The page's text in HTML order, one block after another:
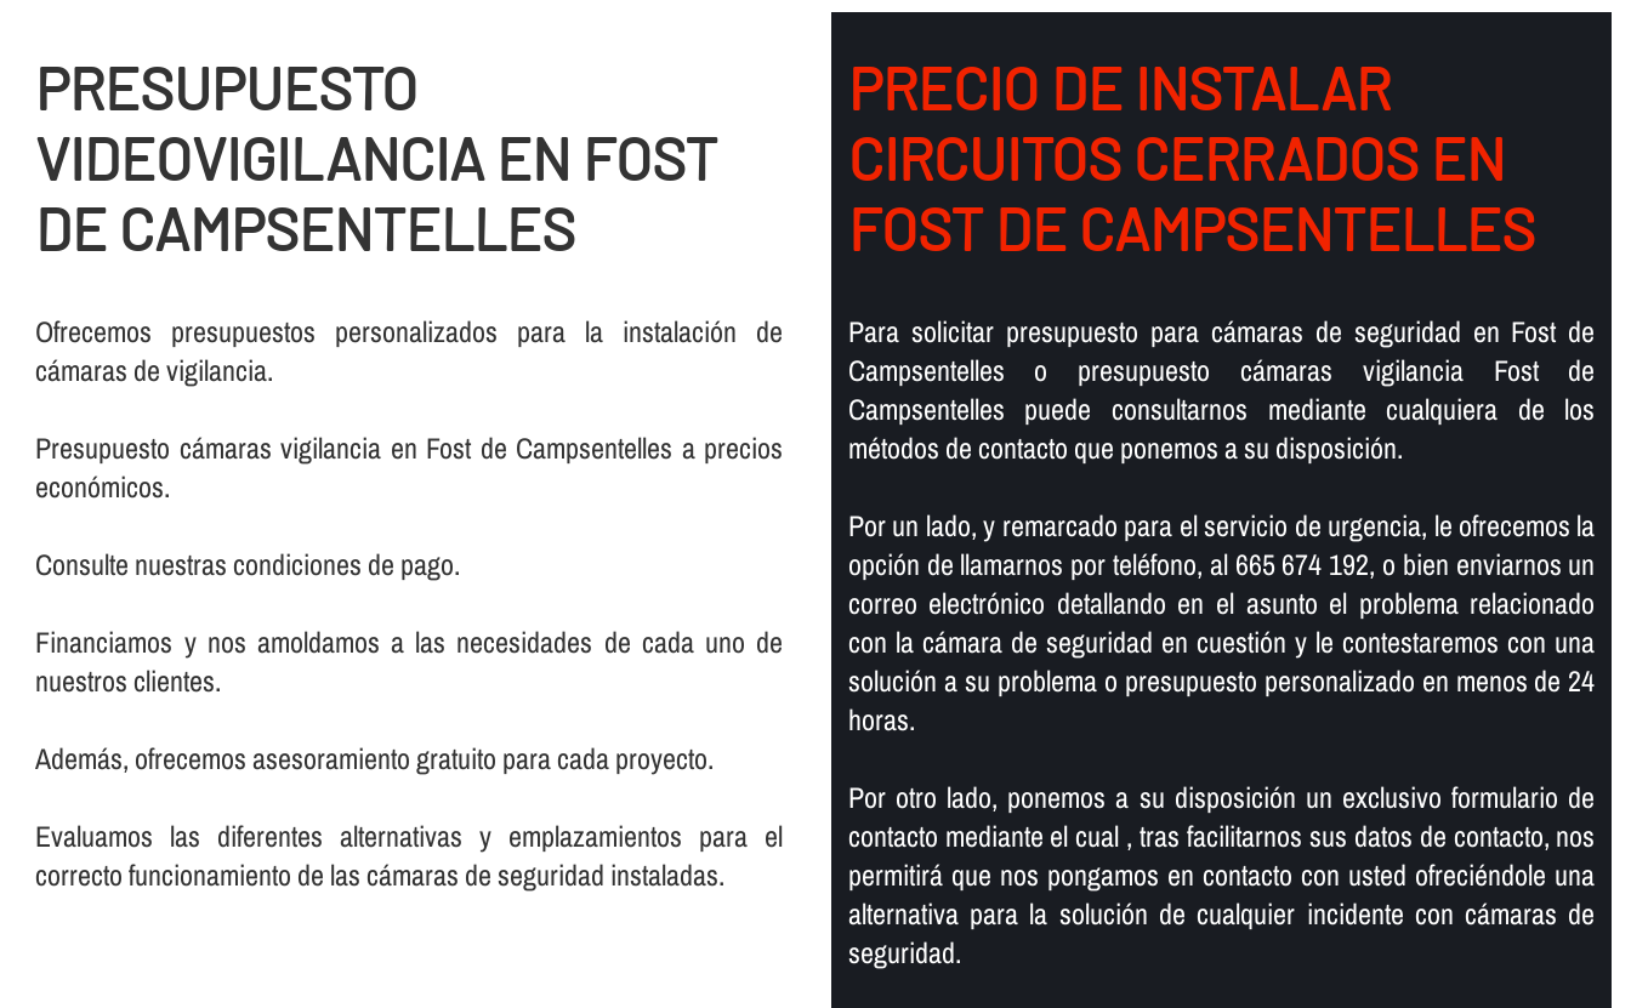
PRESUPUESTO
VIDEOVIGILANCIA EN FOST
DE CAMPSENTELLES
Ofrecemos presupuestos personalizados para la instalación de
cámaras de vigilancia.
Presupuesto cámaras vigilancia en Fost de Campsentelles a precios
económicos.
Consulte nuestras condiciones de pago.
Financiamos y nos amoldamos a las necesidades de cada uno de
nuestros clientes.
Además, ofrecemos asesoramiento gratuito para cada proyecto.
Evaluamos las diferentes alternativas y emplazamientos para el
correcto funcionamiento de las cámaras de seguridad instaladas.
PRECIO DE INSTALAR
CIRCUITOS CERRADOS EN
FOST DE CAMPSENTELLES
Para solicitar presupuesto para cámaras de seguridad en Fost de
Campsentelles o presupuesto cámaras vigilancia Fost de
Campsentelles puede consultarnos mediante cualquiera de los
métodos de contacto que ponemos a su disposición.
Por un lado, y remarcado para el servicio de urgencia, le ofrecemos la
opción de llamarnos por teléfono, al 665 674 192, o bien enviarnos un
correo electrónico detallando en el asunto el problema relacionado
con la cámara de seguridad en cuestión y le contestaremos con una
solución a su problema o presupuesto personalizado en menos de 24
horas.
Por otro lado, ponemos a su disposición un exclusivo formulario de
contacto mediante el cual , tras facilitarnos sus datos de contacto, nos
permitirá que nos pongamos en contacto con usted ofreciéndole una
alternativa para la solución de cualquier incidente con cámaras de
seguridad.